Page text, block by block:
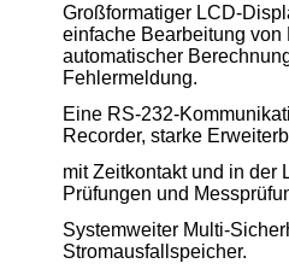
Großformatiger LCD-
einfache Bearbeitung von
automatischer
Fehlermeldung.
Eine RS-232-
Recorder, starke
mit Zeitkontakt und in der
Prüfungen und
Systemweiter Multi-
Stromausfallspeicher.